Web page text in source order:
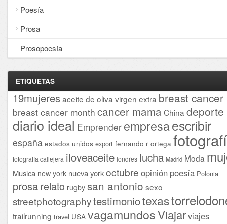
Poesía
Prosa
Prosopoesía
ETIQUETAS
19mujeresaceite de oliva virgen extra breast cancer
breast cancer month cancer mama China deporte
diario ideal Emprender empresaescribir
españa estados unidos export fernando r ortega
fotografía callejera iloveaceite londres lucha Madrid Moda
Musica new york nueva yorkoctubre opinión poesía Polonia
prosarelato rugby san antonio sexo
streetphotographytestimoniotexas
trailrunning travel USA vagamundosViajarviajes